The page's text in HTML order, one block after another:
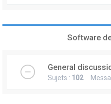
Software
General
Sujets : 102